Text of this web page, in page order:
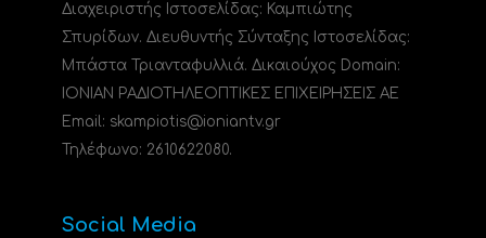
Διαχειριστής Ιστοσελίδας: Καμπιώτης
Σπυρίδων. Διευθυντής Σύνταξης Ιστοσελίδας:
Μπάστα Τριανταφυλλιά. Δικαιούχος Domain:
ΙΟΝΙΑΝ ΡΑΔΙΟΤΗΛΕΟΠΤΙΚΕΣ ΕΠΙΧΕΙΡΗΣΕΙΣ ΑΕ
Email: skampiotis@ioniantv.gr
Τηλέφωνο: 2610622080.
Social Media